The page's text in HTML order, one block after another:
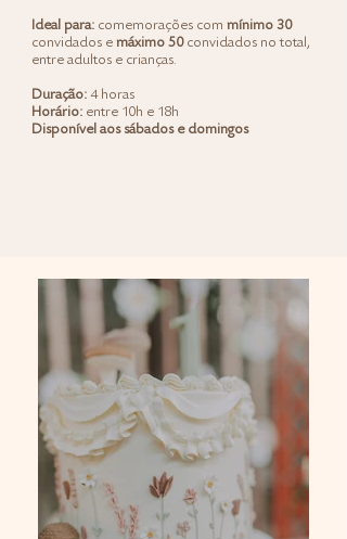
Ideal para: comemorações com mínimo 30
convidados emáximo 50convidados no total,
entre adultos e crianças.
Duração:4 horas
Horário: entre 10h e 18h
Disponível aos sábados e domingos